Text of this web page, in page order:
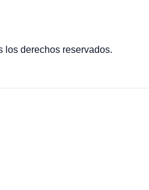
los derechos reservados.